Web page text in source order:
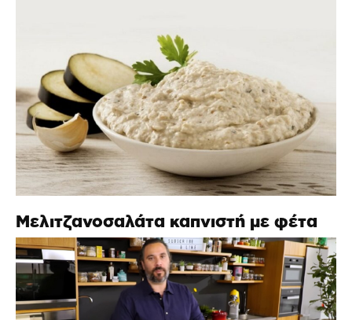
Μελιτζανοσαλάτα καπνιστή με φέτα